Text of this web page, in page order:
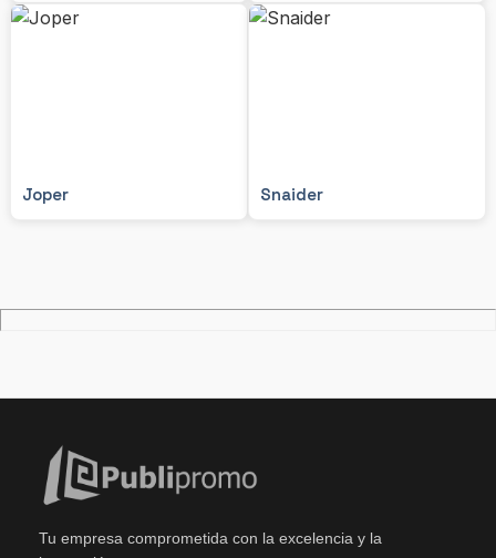
Joper Snaider
Tu empresa comprometida con la excelencia y la